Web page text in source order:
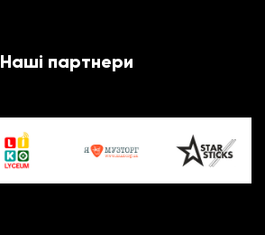
Наші партнери